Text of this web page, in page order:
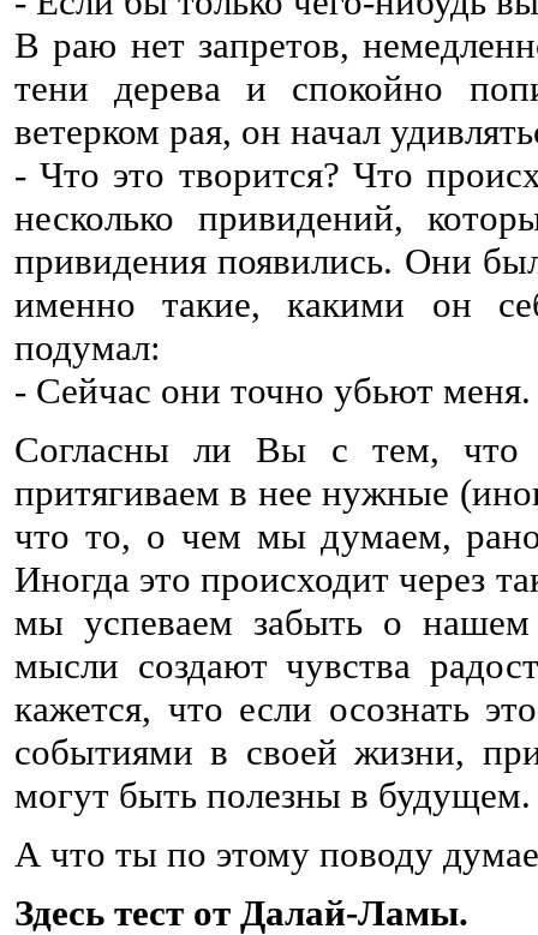
В раю нет запретов,
тени дерева и спокойно
ветерком рая, он начал
- Что это творится? Что
несколько привидений,
привидения появились. Они
именно такие, какими он
подумал:
- Сейчас они точно убьют
Согласны ли Вы с тем, что
притягиваем в нее нужныe
что то, о чем мы думаем, рано
Иногда это происходит через
мы успеваем забыть о
мысли создают чувства
кажется, что если осознать
событиями в своей жизни,
могут быть полезны в будущем.
А что ты по этому поводу
Здесь тест от Далай-Ламы.